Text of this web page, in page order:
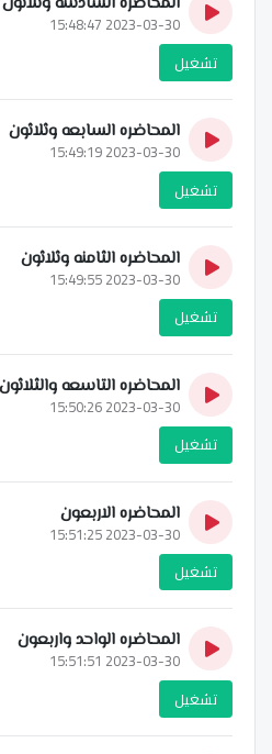
2023-03-30 15:48:47
تشغيل
المحاضره السابعه وثلاثون
2023-03-30 15:49:19
تشغيل
المحاضره الثامنه وثلاثون
2023-03-30 15:49:55
تشغيل
المحاضره التاسعه والثلاثون
2023-03-30 15:50:26
تشغيل
المحاضره الاربعون
2023-03-30 15:51:25
تشغيل
المحاضره الواحد واربعون
2023-03-30 15:51:51
تشغيل